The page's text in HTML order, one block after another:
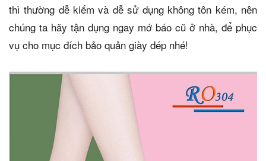
thì thường dễ kiếm và dễ sử dụng không tôn kém, nên
chúng ta hãy tận dụng ngay mớ báo cũ ở nhà, để phục
vụ cho mục đích bảo quản giày dép nhé!